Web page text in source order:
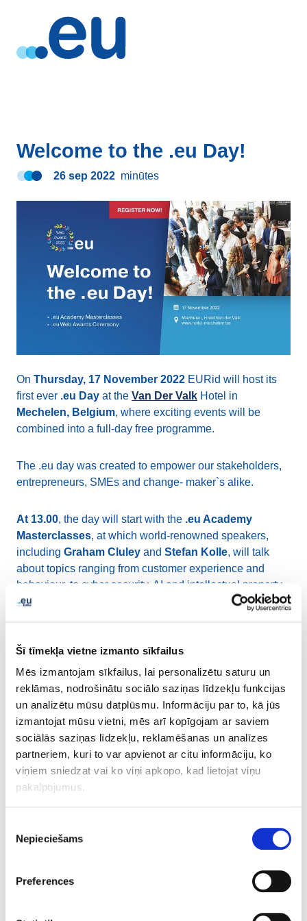
Šī tīmekļa vietne izmanto sīkfailus
Mēs izmantojam sīkfailus, lai personalizētu saturu un
reklāmas, nodrošinātu sociālo saziņas līdzekļu funkcijas
un analizētu mūsu datplūsmu. Informāciju par to, kā jūs
izmantojat mūsu vietni, mēs arī kopīgojam ar saviem
sociālās saziņas līdzekļu, reklamēšanas un analīzes
partneriem, kuri to var apvienot ar citu informāciju, ko
viņiem sniedzat vai ko viņi apkopo, kad lietojat viņu
pakalpojumus.
izvēle
Nepieciešams
Preferences
Welcome to the .eu Day!
26 sep 2022 minūtes
On Thursday, 17 November 2022 EURid will host its
first ever .eu Day at the Van Der Valk Hotel in
Mechelen, Belgium, where exciting events will be
combined into a full-day free programme.
The .eu day was created to empower our stakeholders,
entrepreneurs, SMEs and change- maker`s alike.
At 13.00, the day will start with the .eu Academy
Masterclasses, at which world-renowned speakers,
including Graham Cluley and Stefan Kolle, will talk
about topics ranging from customer experience and
behaviour, to cyber security, AI and intellectual property.
At 19.00, the evening continues with the ninth annual
will be announced.
Learn more about the day`s schedule and the topics on
the .eu day page.
Please confirm your attendance via
marketing@eurid.eu by 17 October, including your
name, company name and title. Please also add any
special dietary requirements, and specify which of the
Places are limited!
We are looking forward to seeing you at the .eu Day!